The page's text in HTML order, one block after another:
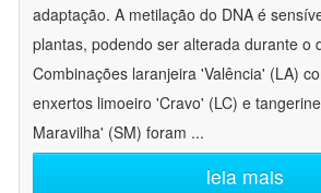
adaptação. A metilação do DNA é
plantas, podendo ser alterada durante o
Combinações laranjeira 'Valência' (LA)
enxertos limoeiro 'Cravo' (LC) e
Maravilha' (SM) foram ...
leia mais